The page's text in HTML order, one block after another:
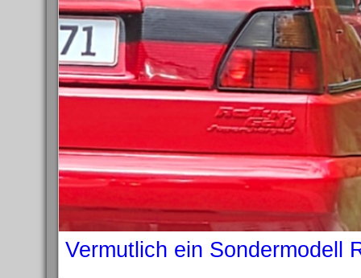
Vermutlich ein Sondermodell